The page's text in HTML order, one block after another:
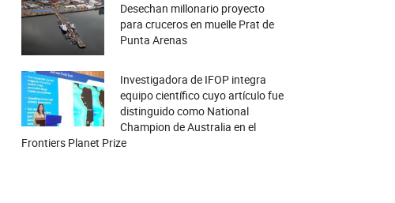
Desechan millonario proyecto
para cruceros en muelle Prat de
Punta Arenas
Investigadora de IFOP integra
equipo científico cuyo artículo fue
distinguido como National
Champion de Australia en el
Frontiers Planet Prize